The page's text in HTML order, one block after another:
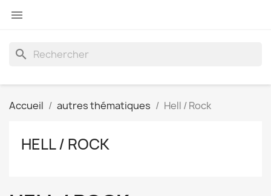

search
Accueil autres thématiques Hell / Rock
HELL / ROCK